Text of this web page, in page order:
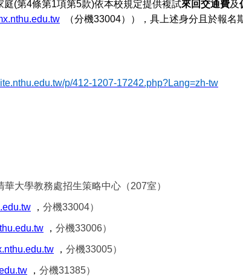
庭(第4條第1項第5款)依本校規定提供複試來回交通費及
（分機33004）），具上述身分且於報名
p/412-1207-17242.php?Lang=zh-tw
華大學教務處招生策略中心（207室）
， 分機33004）
， 分機33006）
， 分機33005）
， 分機31385）